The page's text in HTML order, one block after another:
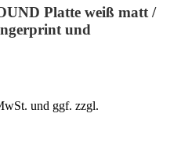
Platte weiß matt /
und
und ggf. zzgl.